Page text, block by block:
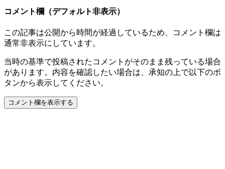
コメント欄（デフォルト非表示）
この記事は公開から時間が経過しているため、コメント欄は
通常非表示にしています。
当時の基準で投稿されたコメントがそのまま残っている場合
があります。内容を確認したい場合は、承知の上で以下のボ
タンから表示してください。
コメント欄を表示する